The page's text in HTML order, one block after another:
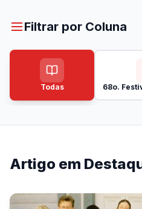
Filtrar por Coluna
Todas 68o.
Artigo em